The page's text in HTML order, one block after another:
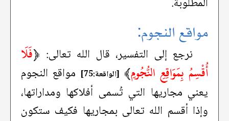
مواقع النجوم:
نرجع إلى التفسير، قال الله تعالى: ﴿فَلَا
أُقْسِمُ بِمَوَاقِعِ النُّجُومِ﴾ [الواقعة:75]
مواقع النجوم
يعني مجاريها التي تُسمى أفلاكها ومداراتها،
وإذا أقسم الله تعالى بمجاريها فكيف ستكون